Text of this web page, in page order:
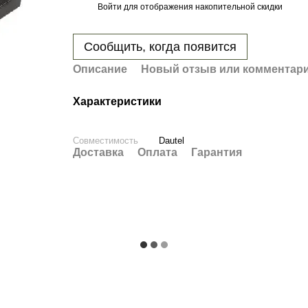
Войти для отображения накопительной скидки
Сообщить, когда появится
Описание Новый отзыв или
Характеристики
Совместимость Dautel
Доставка Оплата Гарантия